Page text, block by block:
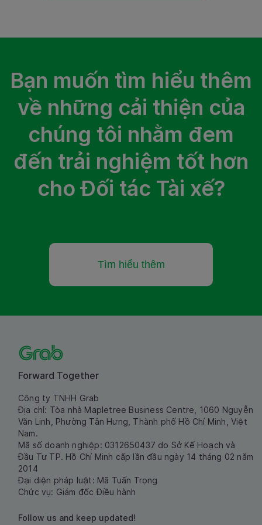
Bạn muốn tìm hiểu thêm
về những cải thiện của
chúng tôi nhằm đem
đến trải nghiệm tốt hơn
cho Đối tác Tài xế?
Tìm hiểu thêm
Forward Together
Công ty TNHH Grab
Địa chỉ: Tòa nhà Mapletree Business Centre, 1060 Nguyễn
Văn Linh, Phường Tân Hưng, Thành phố Hồ Chí Minh, Việt
Nam.
Mã số doanh nghiệp: 0312650437 do Sở Kế Hoạch và
Đầu Tư TP. Hồ Chí Minh cấp lần đầu ngày 14 tháng 02 năm
2014
Đại diện pháp luật: Mã Tuấn Trọng
Chức vụ: Giám đốc Điều hành
Follow us and keep updated!